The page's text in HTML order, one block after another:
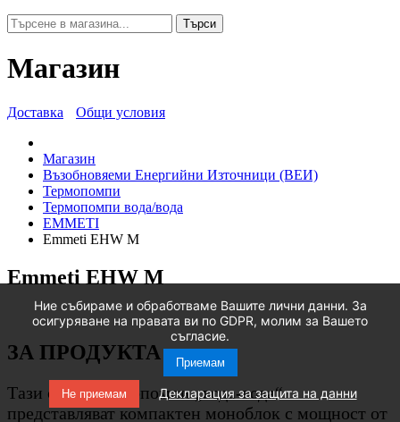
Ние събираме и обработваме Вашите лични данни. За
осигуряване на правата ви по GDPR, молим за Вашето
съгласие.
Приемам
Не приемам Декларация за защита на данни
Търси
Магазин
Доставка Общи условия
Магазин
Възобновяеми Енергийни Източници (ВЕИ)
Термопомпи
Термопомпи вода/вода
EMMETI
Emmeti EHW M
Emmeti EHW M
ЗА ПРОДУКТА
Тази серия термопомпи „вода-вода“
представляват компактен моноблок с мощност от